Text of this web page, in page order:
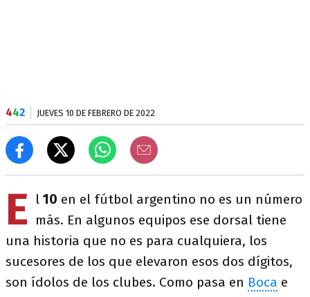
442 JUEVES 10 DE FEBRERO DE 2022
E l 10 en el fútbol argentino no es un número
más. En algunos equipos ese dorsal tiene
una historia que no es para cualquiera, los
sucesores de los que elevaron esos dos dígitos,
son ídolos de los clubes. Como pasa en Boca e